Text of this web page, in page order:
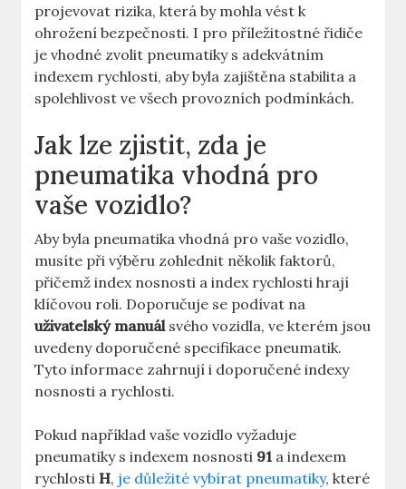
projevovat rizika, která by mohla vést k
ohrožení bezpečnosti. I pro příležitostné řidiče
je vhodné zvolit pneumatiky s adekvátním
indexem rychlosti, aby byla zajištěna stabilita a
spolehlivost ve všech provozních podmínkách.
Jak lze zjistit, zda je
pneumatika vhodná pro
vaše vozidlo?
Aby byla pneumatika vhodná pro vaše vozidlo,
musíte při výběru zohlednit několik faktorů,
přičemž index nosnosti a index rychlosti hrají
klíčovou roli. Doporučuje se podívat na
uživatelský manuálsvého vozidla, ve kterém jsou
uvedeny doporučené specifikace pneumatik.
Tyto informace zahrnují i doporučené indexy
nosnosti a rychlosti.
Pokud například vaše vozidlo vyžaduje
pneumatiky s indexem nosnosti 91 a indexem
rychlostiH, je důležité vybírat pneumatiky, které